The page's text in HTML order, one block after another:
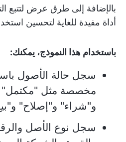
بالإضافة إلى طرق عرض لتتبع
أداة مفيدة للغاية لتحسين
باستخدام هذا النموذج، يمكنك:
مخصصة مثل
و"شراء" و"إصلاح"
سجل نوع الأصل